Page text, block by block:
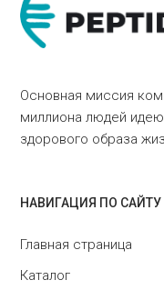
Основная миссия
миллиона людей идею
здорового образа
НАВИГАЦИЯ ПО САЙТУ
Главная страница
Каталог